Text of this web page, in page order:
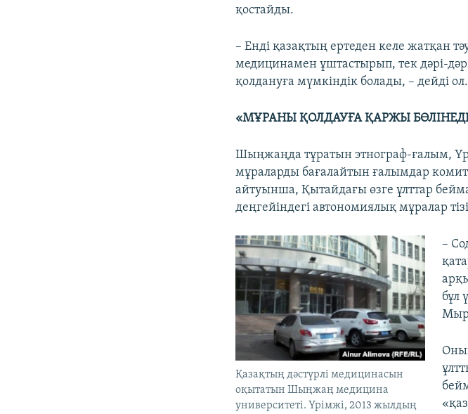
қостайды.
– Енді қазақтың ертеден келе жатқан
медицинамен ұштастырып, тек дәрі-
қолдануға мүмкіндік болады, – дейді ол.
«МҰРАНЫ ҚОЛДАУҒА ҚАРЖЫ
Шыңжаңда тұратын этнограф-ғалым,
мұраларды бағалайтын ғалымдар
айтуынша, Қытайдағы өзге ұлттар
деңгейіндегі автономиялық мұралар
Қазақтың дәстүрлі медицинасын
оқытатын Шыңжаң медицина
университеті. Үрімжі, 2013 жылдың
​–
бұл